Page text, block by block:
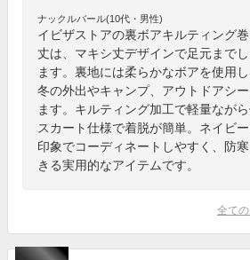
ナックルバール(10代・男性)
イビザストアの裏ボアキルティング
丈は、マキシ丈デザインで足元まで
ます。裏地には柔らかなボアを使用
冬の外出やキャンプ、アウトドアシ
ます。キルティング加工で軽量なが
スカート仕様で着脱が簡単。ネイビ
印象でコーディネートしやすく、防
きる実用的なアイテムです。
全て